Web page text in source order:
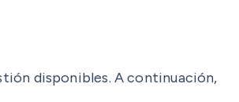
disponibles. A continuación,